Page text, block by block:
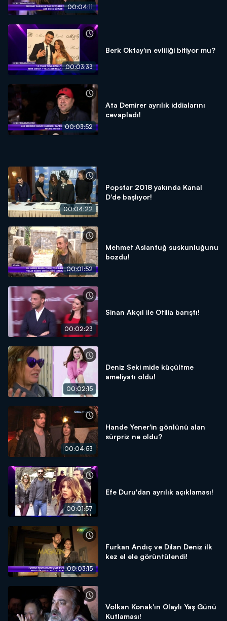
00:04:11
00:03:33
Berk Oktay'ın evliliği bitiyor mu?
00:03:52
Ata Demirer ayrılık iddialarını
cevapladı!
00:04:22
Popstar 2018 yakında Kanal
D'de başlıyor!
00:01:52
Mehmet Aslantuğ suskunluğunu
bozdu!
00:02:23
Sinan Akçıl ile Otilia barıştı!
00:02:15
Deniz Seki mide küçültme
ameliyatı oldu!
00:04:53
Hande Yener'in gönlünü alan
sürpriz ne oldu?
00:01:57
Efe Duru'dan ayrılık açıklaması!
00:03:15
Furkan Andıç ve Dilan Deniz ilk
kez el ele görüntülendi!
Volkan Konak'ın Olaylı Yaş Günü
Kutlaması!